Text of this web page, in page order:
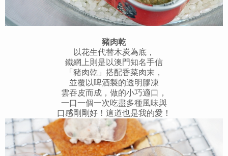
豬肉乾
以花生代替木炭為底，
鐵網上則是以澳門知名手信
「豬肉乾」搭配香菜肉末，
並覆以啤酒製的透明膠凍
雲吞皮而成，做的小巧適口，
一口一個一次吃盡多種風味與
口感剛剛好！這道也是我的愛！